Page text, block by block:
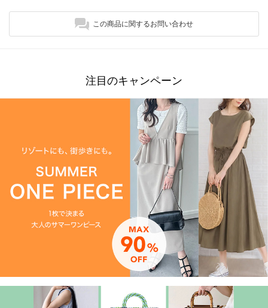
この商品に関するお問い合わせ
注目のキャンペーン